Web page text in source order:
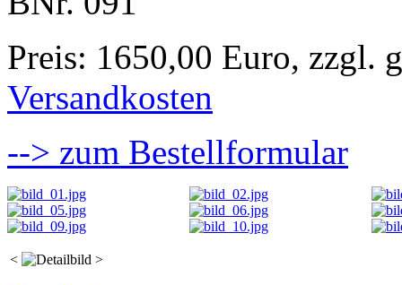
Preis: 1650,00 Euro, zzgl.
Versandkosten
--> zum Bestellformular
< >